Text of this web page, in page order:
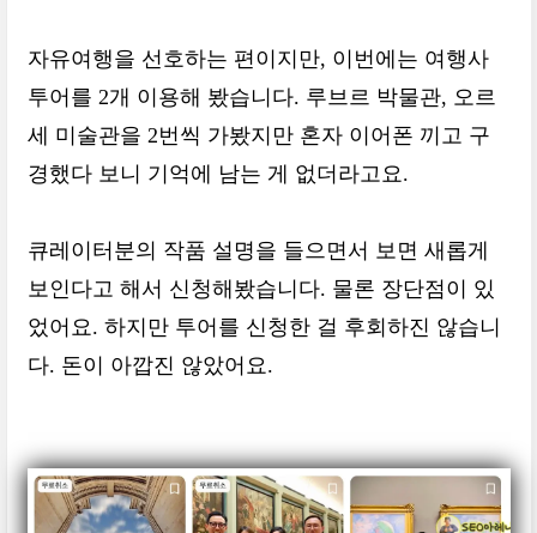
자유여행을 선호하는 편이지만, 이번에는 여행사
투어를 2개 이용해 봤습니다. 루브르 박물관, 오르
세 미술관을 2번씩 가봤지만 혼자 이어폰 끼고 구
경했다 보니 기억에 남는 게 없더라고요.
큐레이터분의 작품 설명을 들으면서 보면 새롭게
보인다고 해서 신청해봤습니다. 물론 장단점이 있
었어요. 하지만 투어를 신청한 걸 후회하진 않습니
다. 돈이 아깝진 않았어요.